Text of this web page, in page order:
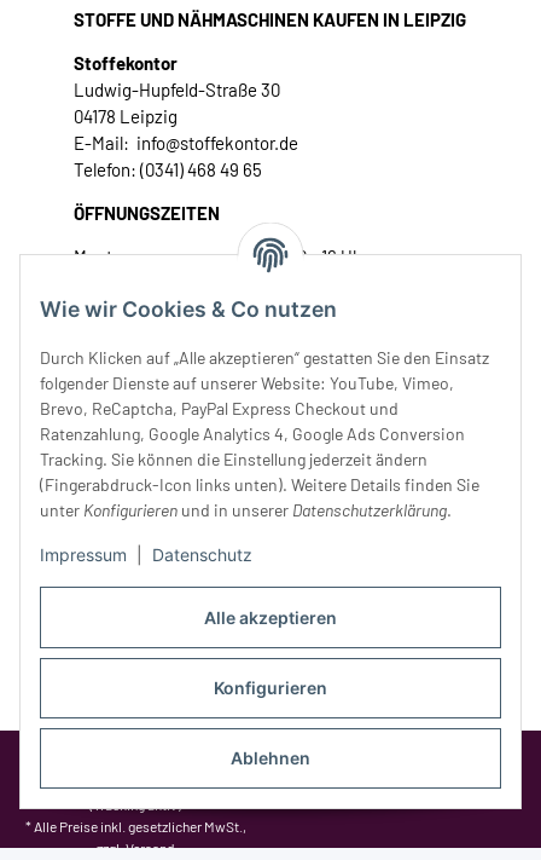
Alle akzeptieren
Konfigurieren
Ablehnen
Wie wir Cookies & Co nutzen
Durch Klicken auf „Alle akzeptieren“ gestatten Sie den Einsatz
folgender Dienste auf unserer Website: YouTube, Vimeo,
Brevo, ReCaptcha, PayPal Express Checkout und
Ratenzahlung, Google Analytics 4, Google Ads Conversion
Tracking. Sie können die Einstellung jederzeit ändern
(Fingerabdruck-Icon links unten). Weitere Details finden Sie
unter Konfigurieren und in unserer Datenschutzerklärung.
Impressum Datenschutz
STOFFE UND NÄHMASCHINEN KAUFEN IN LEIPZIG
Stoffekontor
Ludwig-Hupfeld-Straße 30
04178 Leipzig
E-Mail: info@stoffekontor.de
Telefon: (0341) 468 49 65
ÖFFNUNGSZEITEN
Montag:
10 - 16 Uhr
Mittwoch:
10 - 18 Uhr
Freitag:
10 - 18 Uhr
Samstag:
10 - 14 Uhr
Unser Service
Rechtliches
Status:
(Tracking aktiv)
* Alle Preise inkl. gesetzlicher MwSt.,
zzgl.Versand